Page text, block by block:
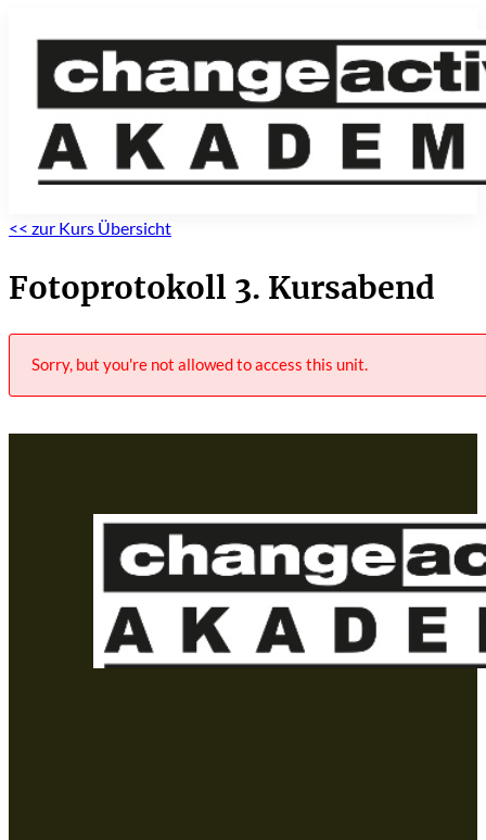
<< zur Kurs Übersicht
Fotoprotokoll 3. Kursabend
Sorry, but you're not allowed to access this unit.